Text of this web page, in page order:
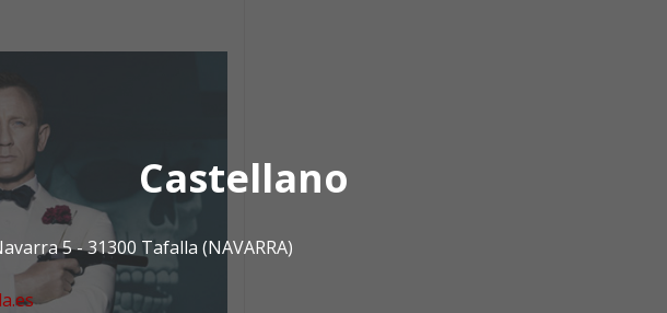
Castellano
5 - 31300 Tafalla (NAVARRA)